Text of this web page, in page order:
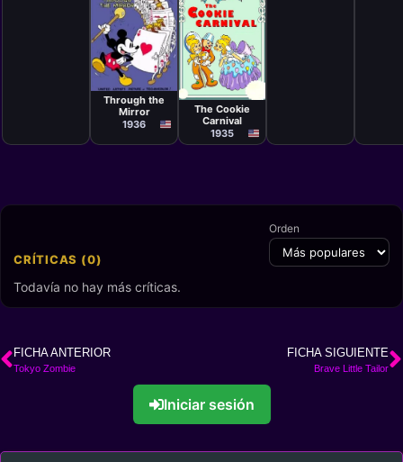
Cortometraje
David Hand
Through the
Mirror
1936
Cortometraje
Ben
Sharpsteen
The Cookie
Carnival
1935
CRÍTICAS (0)
Orden
Todavía no hay más críticas.
FICHA ANTERIOR
Tokyo Zombie
FICHA SIGUIENTE
Brave Little Tailor
Iniciar sesión